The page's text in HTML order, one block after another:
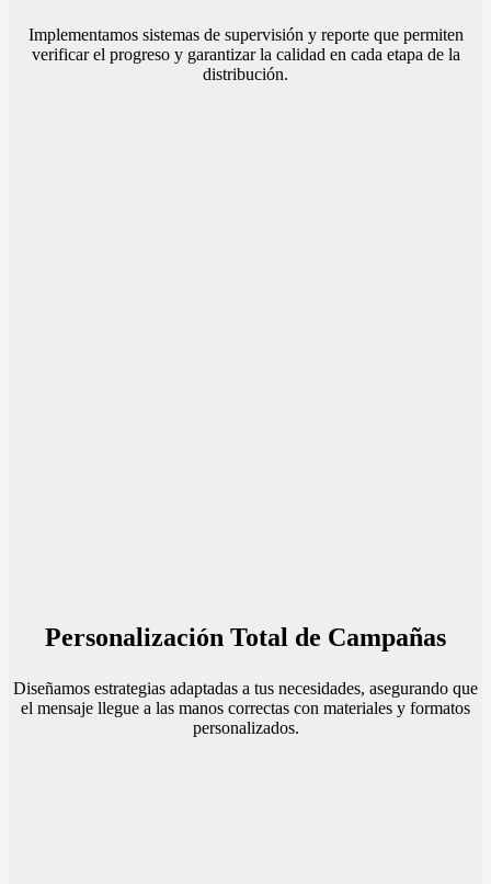
Implementamos sistemas de supervisión y reporte que permiten
verificar el progreso y garantizar la calidad en cada etapa de la
distribución.
Personalización Total de Campañas
Diseñamos estrategias adaptadas a tus necesidades, asegurando que
el mensaje llegue a las manos correctas con materiales y formatos
personalizados.